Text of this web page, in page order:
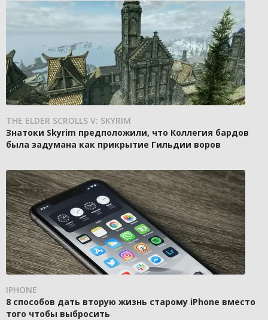
THE ELDER SCROLLS V: SKYRIM
Знатоки Skyrim предположили, что Коллегия бардов
была задумана как прикрытие Гильдии воров
IPHONE
8 способов дать вторую жизнь старому iPhone вместо
того чтобы выбросить